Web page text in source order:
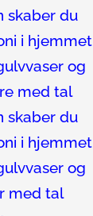
skaber du
i hjemmet
og
med tal
skaber du
i hjemmet
og
med tal